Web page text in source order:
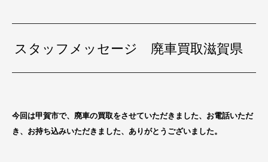
スタッフメッセージ 廃車買取滋賀県
今回は甲賀市で、廃車の買取をさせていただきました、お電話いただ
き、お持ち込みいただきました、ありがとうございました。